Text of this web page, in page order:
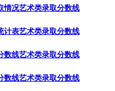
情况艺术类录取分数线
计表艺术类录取分数线
数线艺术类录取分数线
数线艺术类录取分数线